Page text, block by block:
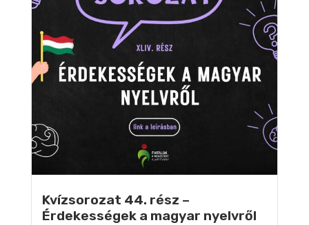
Kvízsorozat 44. rész –
Érdekességek a magyar nyelvről